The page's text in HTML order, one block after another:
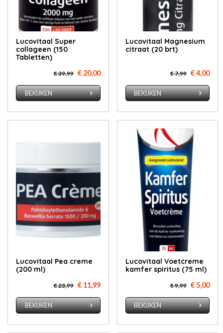
Lucovitaal Super
collageen (150
Tabletten)
€ 39,99 € 20,00
BEKIJKEN
Lucovitaal Magnesium
citraat (20 brt)
€ 7,99 € 4,00
BEKIJKEN
Lucovitaal Pea creme
(200 ml)
€ 23,99 € 11,99
BEKIJKEN
Lucovitaal Voetcreme
kamfer spiritus (75 ml)
€ 9,99 € 5,00
BEKIJKEN